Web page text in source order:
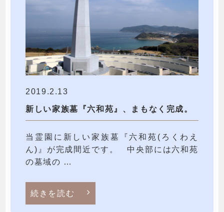
2019.2.13
新しい家族墓『六和苑』、まもなく完成。
当霊園に新しい家族墓『六和苑(ろくわえ
ん)』が完成間近です。 中央部には六和苑
の墓域の …
続きを読む